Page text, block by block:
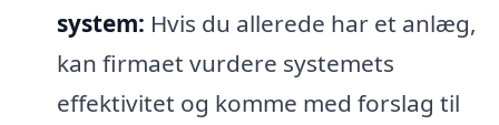
system: Hvis du allerede har et anlæg,
kan firmaet vurdere systemets
effektivitet og komme med forslag til